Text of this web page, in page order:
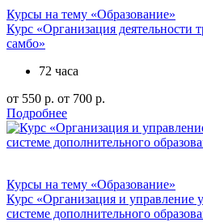
Курсы на тему «Образование»
Курс «Организация деятельности
самбо»
72 часа
от 550 р. от 700 р.
Подробнее
Курсы на тему «Образование»
Курс «Организация и управление
системе дополнительного